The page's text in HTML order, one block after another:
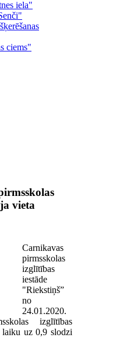
iela"
ciems"
vieta
Carnikavas
pirmsskolas
izglītības
iestāde
"Riekstiņš”
no
24.01.2020.
izglītības
uz 0,9 slodzi